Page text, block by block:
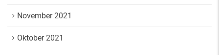
November 2021
Oktober 2021